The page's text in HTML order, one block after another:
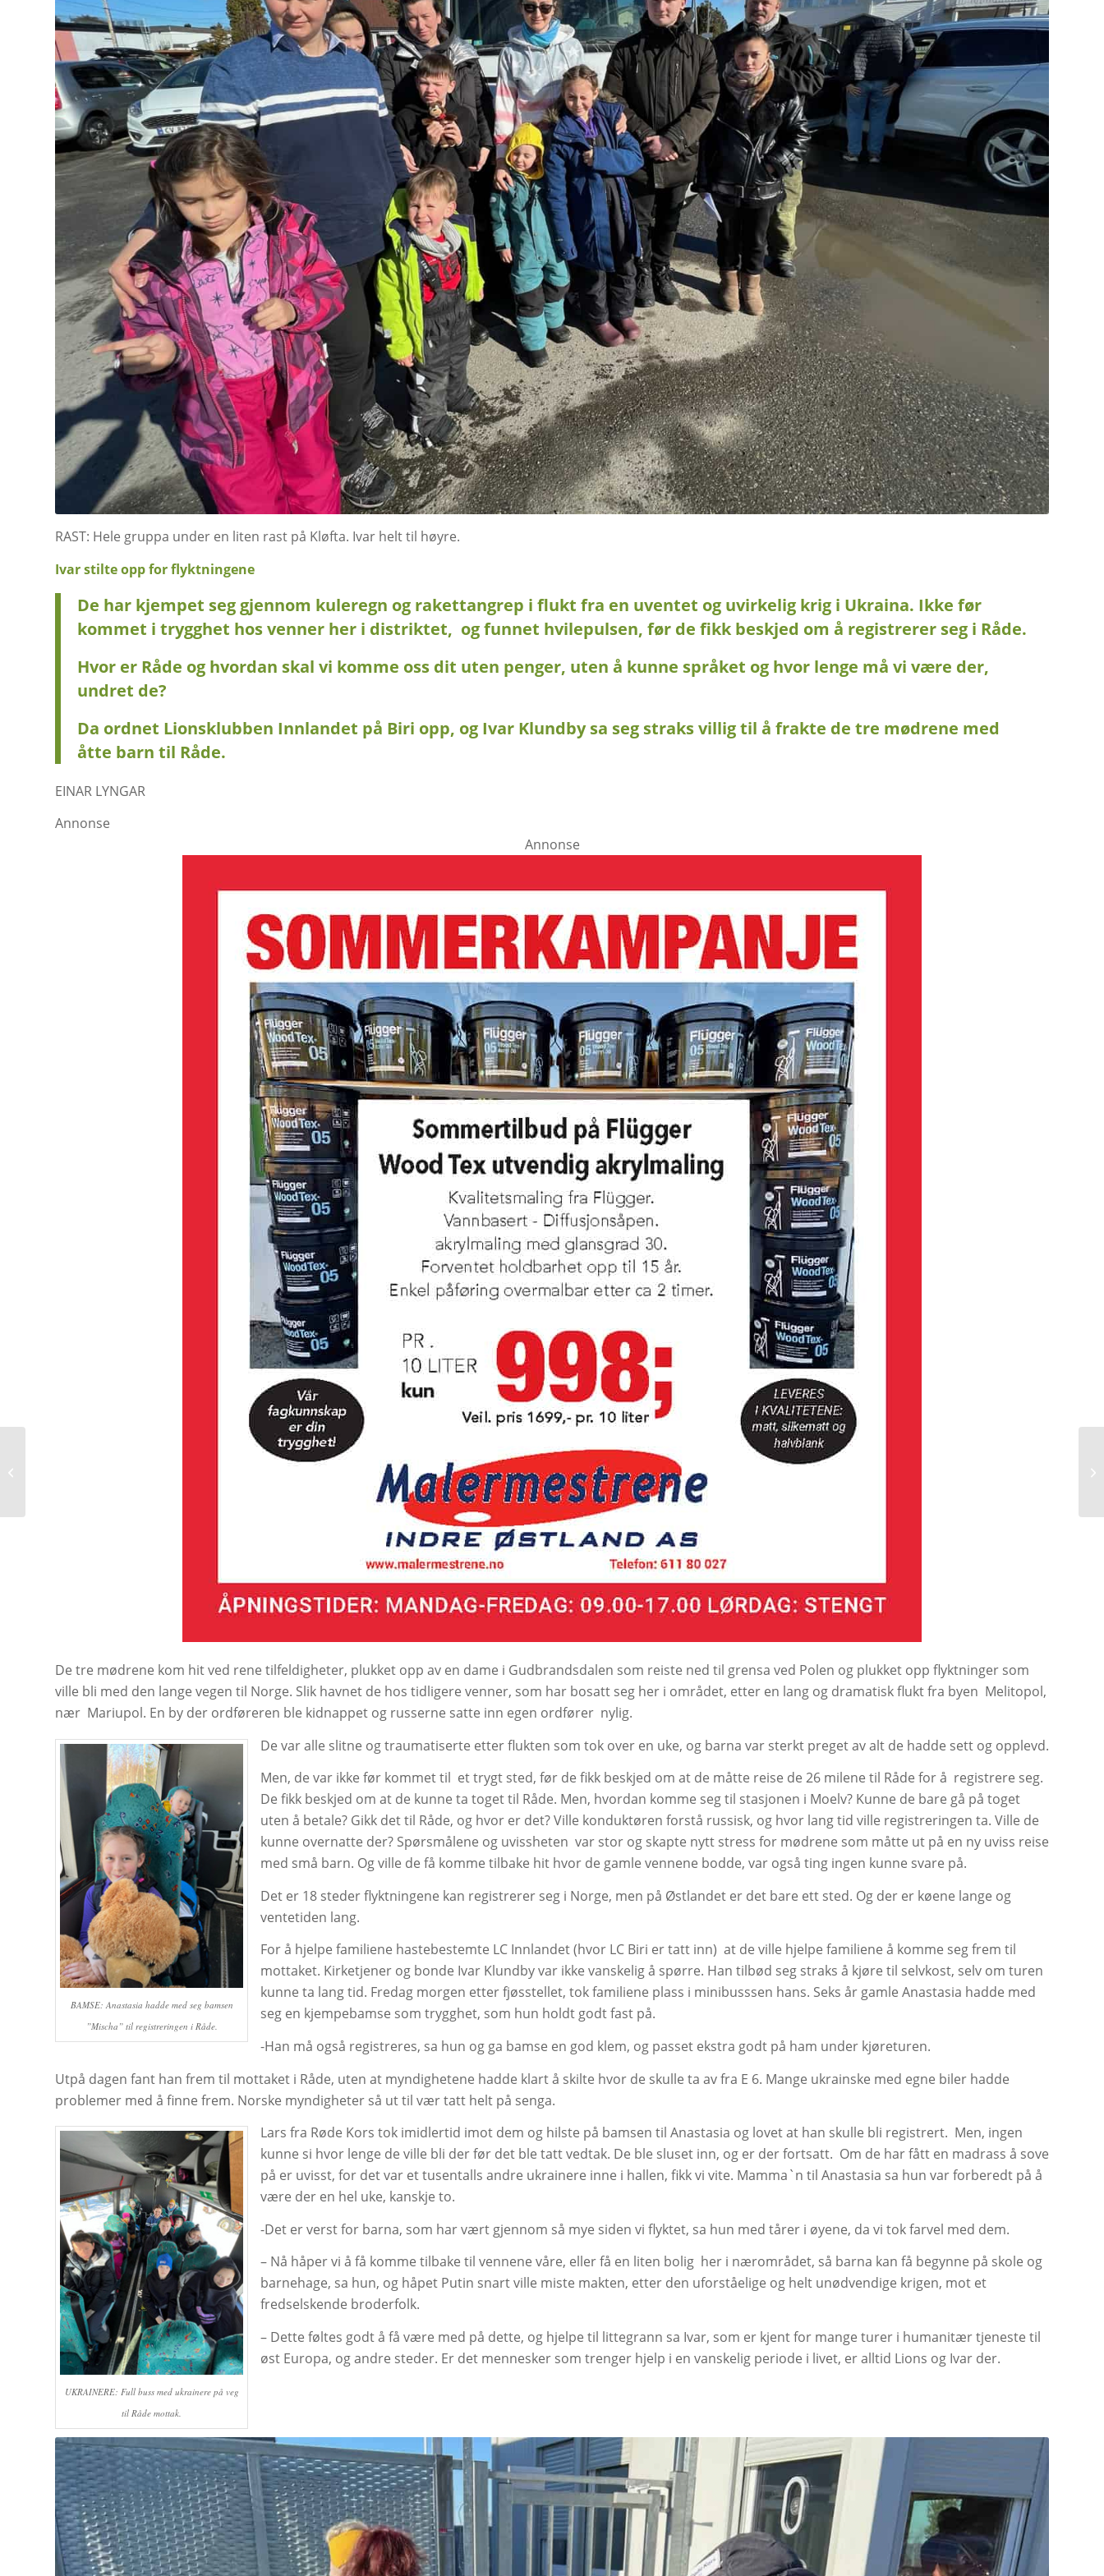
RAST: Hele gruppa under en liten rast på Kløfta. Ivar helt til høyre.
Ivar stilte opp for flyktningene
De har kjempet seg gjennom kuleregn og rakettangrep i flukt fra en uventet og uvirkelig krig i Ukraina. Ikke før
kommet i trygghet hos venner her i distriktet, og funnet hvilepulsen, før de fikk beskjed om å registrerer seg i Råde.
Hvor er Råde og hvordan skal vi komme oss dit uten penger, uten å kunne språket og hvor lenge må vi være der,
undret de?
Da ordnet Lionsklubben Innlandet på Biri opp, og Ivar Klundby sa seg straks villig til å frakte de tre mødrene med
åtte barn til Råde.
EINAR LYNGAR
Annonse
De tre mødrene kom hit ved rene tilfeldigheter, plukket opp av en dame i Gudbrandsdalen som reiste ned til grensa ved Polen og plukket opp flyktninger som
ville bli med den lange vegen til Norge. Slik havnet de hos tidligere venner, som har bosatt seg her i området, etter en lang og dramatisk flukt fra byen Melitopol,
nær Mariupol. En by der ordføreren ble kidnappet og russerne satte inn egen ordfører nylig.
BAMSE: Anastasia hadde med seg bamsen
”Mischa” til registreringen i Råde.
De var alle slitne og traumatiserte etter flukten som tok over en uke, og barna var sterkt preget av alt de hadde sett og opplevd.
Men, de var ikke før kommet til et trygt sted, før de fikk beskjed om at de måtte reise de 26 milene til Råde for å registrere seg.
De fikk beskjed om at de kunne ta toget til Råde. Men, hvordan komme seg til stasjonen i Moelv? Kunne de bare gå på toget
uten å betale? Gikk det til Råde, og hvor er det? Ville konduktøren forstå russisk, og hvor lang tid ville registreringen ta. Ville de
kunne overnatte der? Spørsmålene og uvissheten var stor og skapte nytt stress for mødrene som måtte ut på en ny uviss reise
med små barn. Og ville de få komme tilbake hit hvor de gamle vennene bodde, var også ting ingen kunne svare på.
Det er 18 steder flyktningene kan registrerer seg i Norge, men på Østlandet er det bare ett sted. Og der er køene lange og
ventetiden lang.
For å hjelpe familiene hastebestemte LC Innlandet (hvor LC Biri er tatt inn) at de ville hjelpe familiene å komme seg frem til
mottaket. Kirketjener og bonde Ivar Klundby var ikke vanskelig å spørre. Han tilbød seg straks å kjøre til selvkost, selv om turen
kunne ta lang tid. Fredag morgen etter fjøsstellet, tok familiene plass i minibusssen hans. Seks år gamle Anastasia hadde med
seg en kjempebamse som trygghet, som hun holdt godt fast på.
-Han må også registreres, sa hun og ga bamse en god klem, og passet ekstra godt på ham under kjøreturen.
Utpå dagen fant han frem til mottaket i Råde, uten at myndighetene hadde klart å skilte hvor de skulle ta av fra E 6. Mange ukrainske med egne biler hadde
problemer med å finne frem. Norske myndigheter så ut til vær tatt helt på senga.
UKRAINERE: Full buss med ukrainere på veg
til Råde mottak.
Lars fra Røde Kors tok imidlertid imot dem og hilste på bamsen til Anastasia og lovet at han skulle bli registrert. Men, ingen
kunne si hvor lenge de ville bli der før det ble tatt vedtak. De ble sluset inn, og er der fortsatt. Om de har fått en madrass å sove
på er uvisst, for det var et tusentalls andre ukrainere inne i hallen, fikk vi vite. Mamma`n til Anastasia sa hun var forberedt på å
være der en hel uke, kanskje to.
-Det er verst for barna, som har vært gjennom så mye siden vi flyktet, sa hun med tårer i øyene, da vi tok farvel med dem.
– Nå håper vi å få komme tilbake til vennene våre, eller få en liten bolig her i nærområdet, så barna kan få begynne på skole og
barnehage, sa hun, og håpet Putin snart ville miste makten, etter den uforståelige og helt unødvendige krigen, mot et
fredselskende broderfolk.
– Dette føltes godt å få være med på dette, og hjelpe til littegrann sa Ivar, som er kjent for mange turer i humanitær tjeneste til
øst Europa, og andre steder. Er det mennesker som trenger hjelp i en vanskelig periode i livet, er alltid Lions og Ivar der.